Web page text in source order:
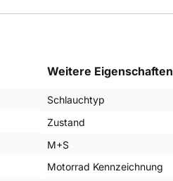
Weitere Eigenschaften
Schlauchtyp
Zustand
M+S
Motorrad Kennzeichnung